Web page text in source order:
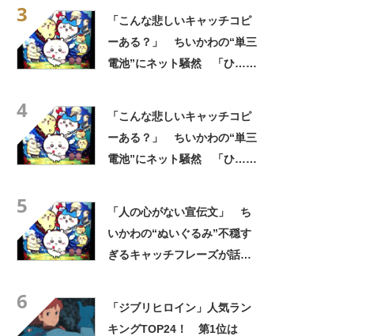
3
「こんな悲しいキャッチコピ
ーある？」 ちいかわの“単三
電池”にネット騒然 「ひ…人
4
「こんな悲しいキャッチコピ
ーある？」 ちいかわの“単三
電池”にネット騒然 「ひ…人
5
「人の心がない宣伝文」 ち
いかわの“ぬいぐるみ”不穏す
ぎるキャッチフレーズが話
6
「ジブリヒロイン」人気ラン
キングTOP24！ 第1位は